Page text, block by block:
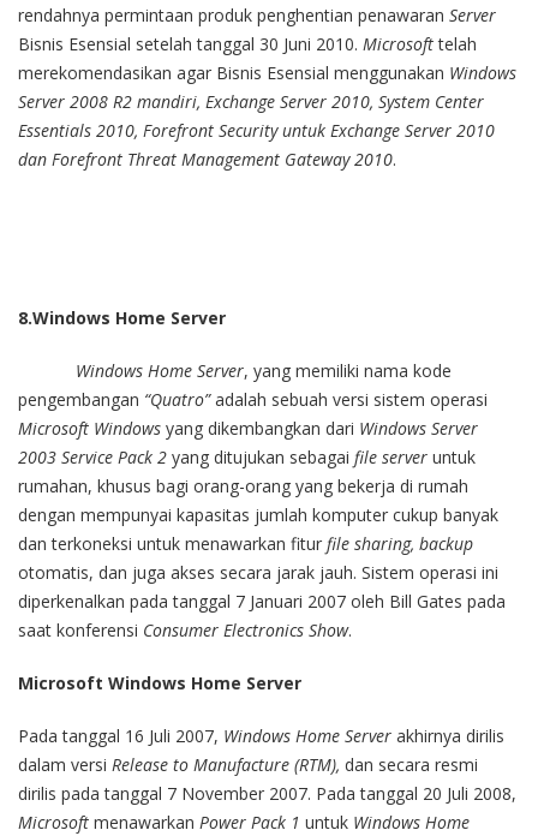
rendahnya permintaan produk penghentian penawaran Server
Bisnis Esensial setelah tanggal 30 Juni 2010. Microsofttelah
merekomendasikan agar Bisnis Esensial menggunakan Windows
Server 2008 R2 mandiri, Exchange Server 2010, System Center
Essentials 2010, Forefront Security untuk Exchange Server 2010
dan Forefront Threat Management Gateway 2010.
8.Windows Home Server
Windows Home Server, yang memiliki nama kode
pengembangan “Quatro”adalah sebuah versi sistem operasi
Microsoft Windows yang dikembangkan dari Windows Server
2003 Service Pack 2 yang ditujukan sebagai file server untuk
rumahan, khusus bagi orang-orang yang bekerja di rumah
dengan mempunyai kapasitas jumlah komputer cukup banyak
dan terkoneksi untuk menawarkan fitur file sharing, backup
otomatis, dan juga akses secara jarak jauh. Sistem operasi ini
diperkenalkan pada tanggal 7 Januari 2007 oleh Bill Gates pada
saat konferensi Consumer Electronics Show.
Microsoft Windows Home Server
Pada tanggal 16 Juli 2007, Windows Home Server akhirnya dirilis
dalam versi Release to Manufacture (RTM), dan secara resmi
dirilis pada tanggal 7 November 2007. Pada tanggal 20 Juli 2008,
Microsoft menawarkan Power Pack 1 untuk Windows Home